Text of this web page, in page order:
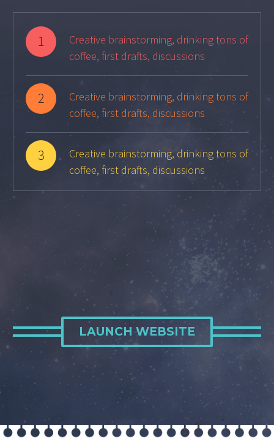
1
Creative brainstorming, drinking tons of
coffee, first drafts, discussions
2
Creative brainstorming, drinking tons of
coffee, first drafts, discussions
3
Creative brainstorming, drinking tons of
coffee, first drafts, discussions
LAUNCH WEBSITE